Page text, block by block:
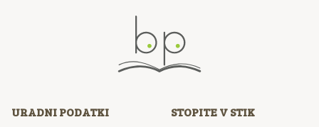
URADNI PODATKI STOPITE V STIK